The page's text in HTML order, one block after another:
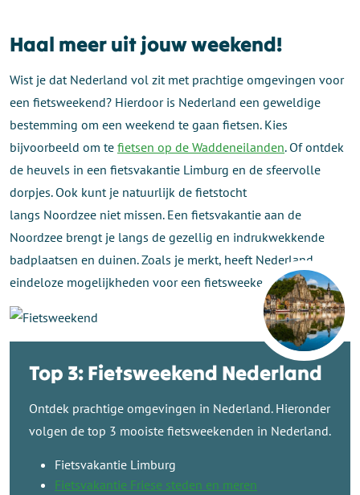
Haal meer uit jouw weekend!
Wist je dat Nederland vol zit met prachtige omgevingen voor
een fietsweekend? Hierdoor is Nederland een geweldige
bestemming om een weekend te gaan fietsen. Kies
bijvoorbeeld om te fietsen op de Waddeneilanden. Of ontdek
de heuvels in een fietsvakantie Limburg en de sfeervolle
dorpjes. Ook kunt je natuurlijk de fietstocht
langs Noordzee niet missen. Een fietsvakantie aan de
Noordzee brengt je langs de gezellig en indrukwekkende
badplaatsen en duinen. Zoals je merkt, heeft Nederland
eindeloze mogelijkheden voor een fietsweekend.
Top 3: Fietsweekend Nederland
Ontdek prachtige omgevingen in Nederland. Hieronder
volgen de top 3 mooiste fietsweekenden in Nederland.
Fietsvakantie Limburg
Fietsvakantie Friese steden en meren